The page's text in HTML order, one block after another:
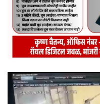
Video
Player